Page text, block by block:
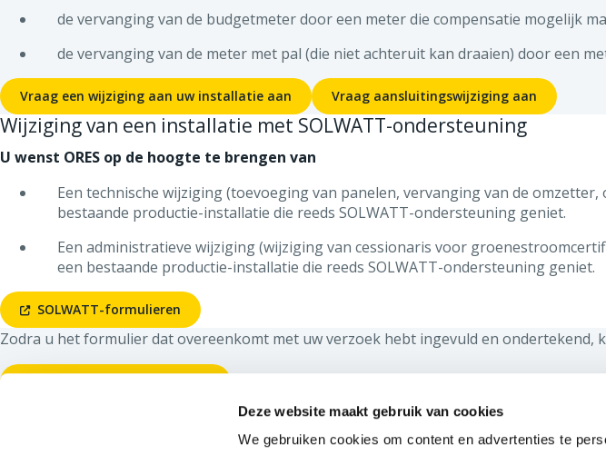
Deze website maakt gebruik van cookies
We gebruiken cookies om content en advertenties te
de vervanging van de budgetmeter door een meter die compensatie mogelijk
de vervanging van de meter met pal (die niet achteruit kan draaien) door een
Vraag een wijziging aan uw installatie aan Vraag aansluitingswijziging aan
Wijziging van een installatie met SOLWATT-ondersteuning
U wenst ORES op de hoogte te brengen van
Een technische wijziging (toevoeging van panelen, vervanging van de
bestaande productie-installatie die reeds SOLWATT-ondersteuning geniet.
Een administratieve wijziging (wijziging van cessionaris voor
een bestaande productie-installatie die reeds SOLWATT-ondersteuning geniet.
SOLWATT-formulieren
Zodra u het formulier dat overeenkomt met uw verzoek hebt ingevuld en ondertekend,
OVER ORES
Ons bedrijf